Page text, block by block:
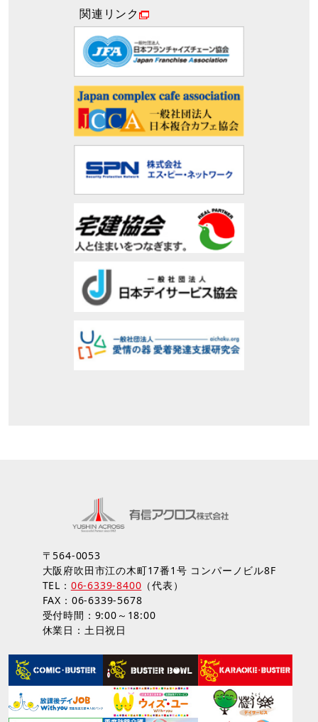
関連リンク
〒564-0053
大阪府吹田市江の木町17番1号 コンパーノビル8F
TEL： 06-6339-8400 （代表）
FAX：06-6339-5678
受付時間：9:00～18:00
休業日：土日祝日